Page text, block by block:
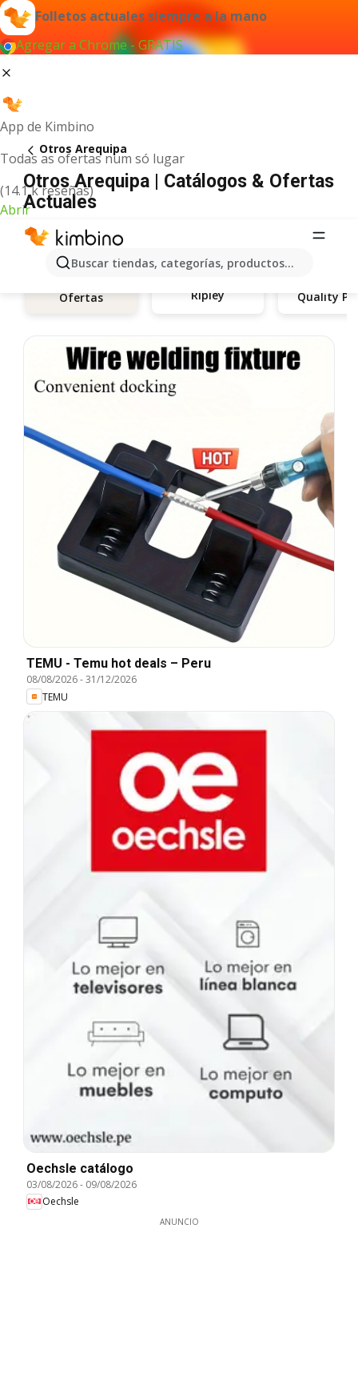
Folletos actuales siempre a la mano
Agregar a Chrome - GRATIS
App de Kimbino
Todas as ofertas num só lugar
(14.1 k reseñas)
Abrir
Buscar tiendas, categorías, productos...
Otros Arequipa
Otros Arequipa | Catálogos & Ofertas
Actuales
Ofertas Ripley
TEMU - Temu hot deals – Peru
08/08/2026-31/12/2026
TEMU
Oechsle catálogo
03/08/2026- 09/08/2026
Oechsle
ANUNCIO